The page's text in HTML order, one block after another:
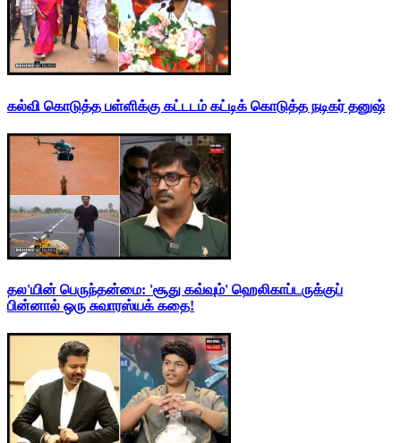
கல்வி கொடுத்த பள்ளிக்கு கட்டடம் கட்டிக் கொடுத்த நடிகர் தனுஷ்
தல'யின் பெருந்தன்மை: 'சூது கவ்வும்' ஹெலிகாப்டருக்குப்
பின்னால் ஒரு சுவாரஸ்யக் கதை!